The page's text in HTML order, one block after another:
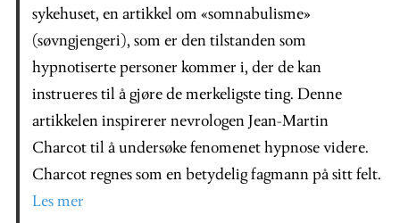
sykehuset, en artikkel om «somnabulisme»
(søvngjengeri), som er den tilstanden som
hypnotiserte personer kommer i, der de kan
instrueres til å gjøre de merkeligste ting. Denne
artikkelen inspirerer nevrologen Jean-Martin
Charcot til å undersøke fenomenet hypnose videre.
Charcot regnes som en betydelig fagmann på sitt felt.
Les mer